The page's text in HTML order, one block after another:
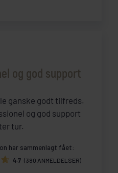
og god support
ganske godt tilfreds.
og god support
tur.
har sammenlagt fået:
4.7 (380 ANMELDELSER)